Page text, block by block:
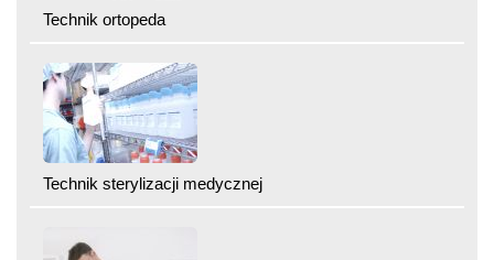
Technik ortopeda
Technik sterylizacji medycznej